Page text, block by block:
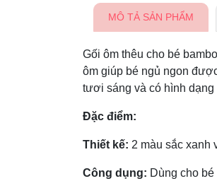
MÔ TẢ SẢN PHẨM
Gối ôm thêu cho bé
ôm giúp bé ngủ ngon
tươi sáng và có hình
Đặc điểm:
Thiết kế: 2 màu sắc xanh
Công dụng: Dùng cho